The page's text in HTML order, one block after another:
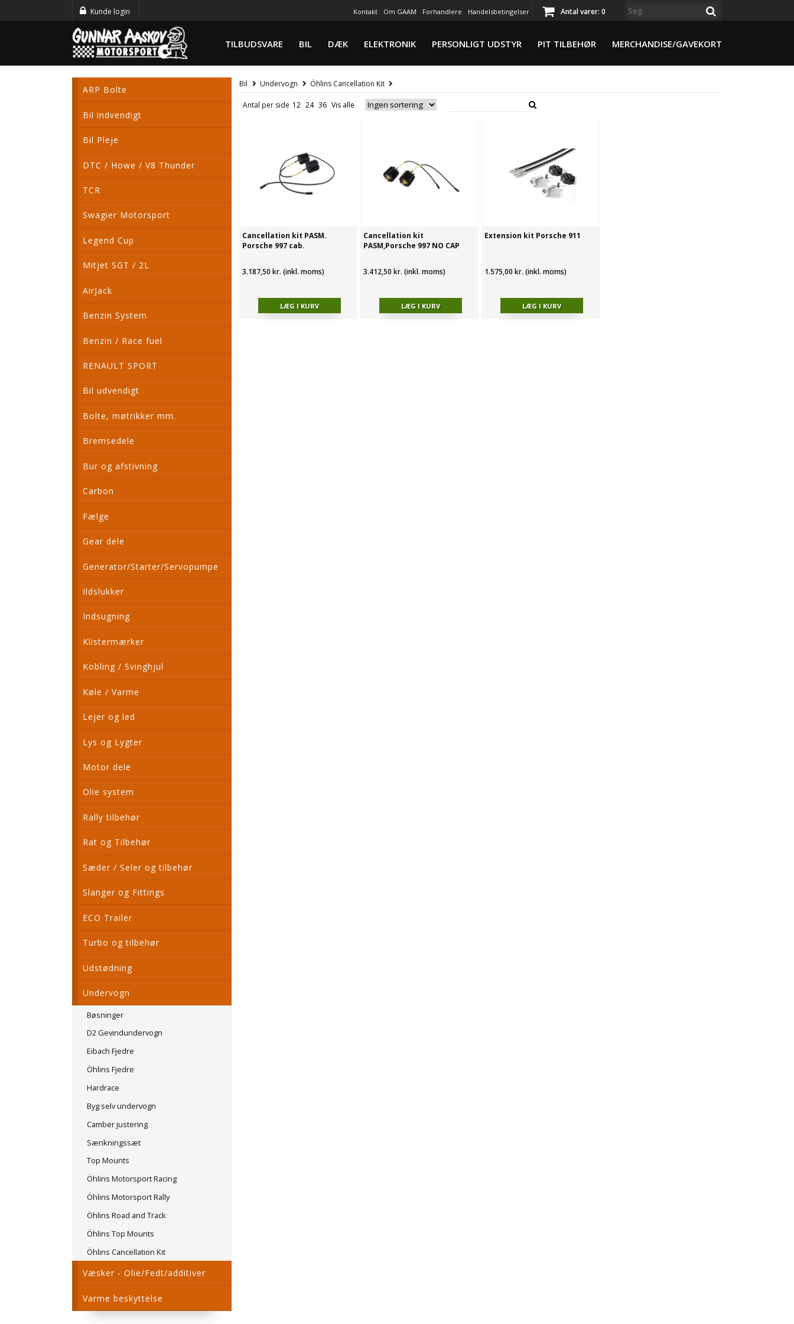
Kunde login Kontakt Om GAAM Forhandlere Handelsbetingelser Antal varer: 0
TILBUDSVARE BIL DÆK ELEKTRONIK PERSONLIGT UDSTYR PIT TILBEHØR MERCHANDISE/GAVEKORT
ARP Bolte
Bil indvendigt
Bil Pleje
DTC / Howe / V8 Thunder
TCR
Swagier Motorsport
Legend Cup
Mitjet SGT / 2L
AirJack
Benzin System
Benzin / Race fuel
RENAULT SPORT
Bil udvendigt
Bolte, møtrikker mm.
Bremsedele
Bur og afstivning
Carbon
Fælge
Gear dele
Generator/Starter/Servopumpe
Ildslukker
Indsugning
Klistermærker
Kobling / Svinghjul
Køle / Varme
Lejer og led
Lys og Lygter
Motor dele
Olie system
Rally tilbehør
Rat og Tilbehør
Sæder / Seler og tilbehør
Slanger og Fittings
ECO Trailer
Turbo og tilbehør
Udstødning
Undervogn
Bøsninger
D2 Gevindundervogn
Eibach Fjedre
Öhlins Fjedre
Hardrace
Byg selv undervogn
Camber justering
Sænkningssæt
Top Mounts
Öhlins Motorsport Racing
Öhlins Motorsport Rally
Öhlins Road and Track
Öhlins Top Mounts
Öhlins Cancellation Kit
Væsker - Olie/Fedt/additiver
Varme beskyttelse
Bil Undervogn Öhlins Cancellation Kit
Antal per side
Cancellation kit PASM.
Porsche 997 cab.
3.187,50 kr. (inkl. moms)
Cancellation kit
PASM,Porsche 997 NO CAP
3.412,50 kr. (inkl. moms)
Extension kit Porsche 911
1.575,00 kr. (inkl. moms)